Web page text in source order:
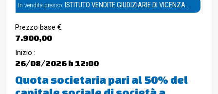
In vendita presso: ISTITUTO VENDITE GIUDIZIARIE DI VICENZA
S.R.L
Prezzo base €:
7.900,00
Inizio :
26/08/2026 h 12:00
Quota societaria pari al 50% del